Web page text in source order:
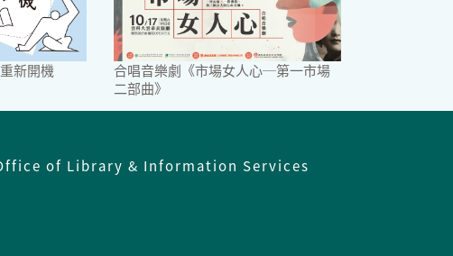
新開機
合唱音樂劇《市場女人心─第一市場
二部曲》
of Library & Information Services